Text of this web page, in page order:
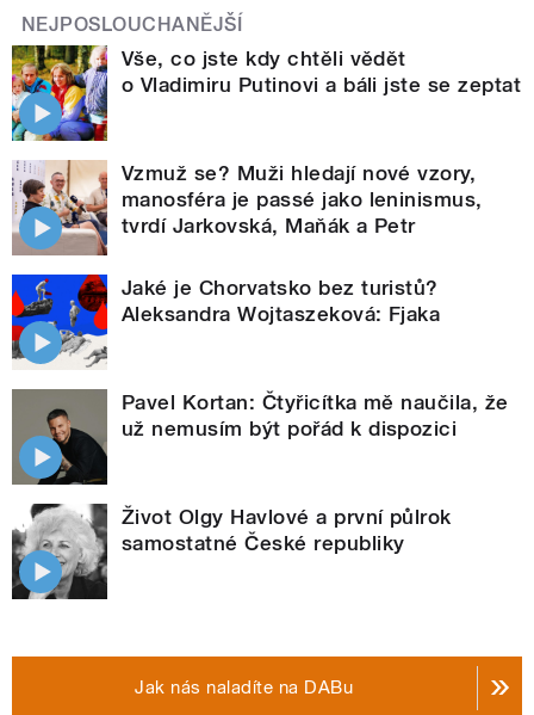
NEJPOSLOUCHANĚJŠÍ
Vše, co jste kdy chtěli vědět
o Vladimiru Putinovi a báli jste se zeptat
Vzmuž se? Muži hledají nové vzory,
manosféra je passé jako leninismus,
tvrdí Jarkovská, Maňák a Petr
Jaké je Chorvatsko bez turistů?
Aleksandra Wojtaszeková: Fjaka
Pavel Kortan: Čtyřicítka mě naučila, že
už nemusím být pořád k dispozici
Život Olgy Havlové a první půlrok
samostatné České republiky
Jak nás naladíte na DABu